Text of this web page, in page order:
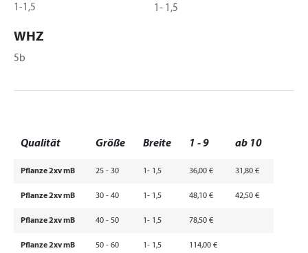
1-1,5 1- 1,5
WHZ
5b
Qualität Größe Breite 1 - 9 ab 10
Pflanze 2xv mB 25 - 30 1- 1,5 36,00 € 31,80 €
Pflanze 2xv mB 30 - 40 1- 1,5 48,10 € 42,50 €
Pflanze 2xv mB 40 - 50 1- 1,5 78,50 €
Pflanze 2xv mB 50 - 60 1- 1,5 114,00 €